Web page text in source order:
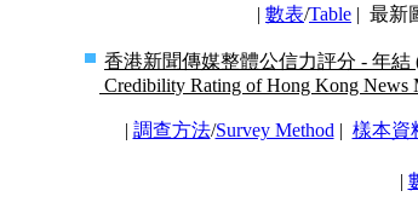
| 數表/Table | 最新
香港新聞傳媒整體公信力評分 - 年結
Credibility Rating of Hong Kong News
| 調查方法/Survey Method | 樣本資
|